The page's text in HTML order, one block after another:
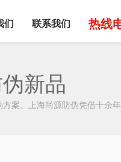
们 联系我们 热线
新品
案。上海尚源防伪凭借十余